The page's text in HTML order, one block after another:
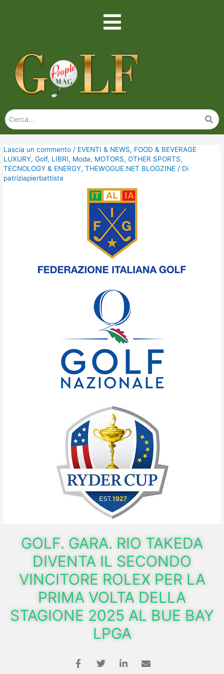
Lascia un commento / EVENTI & NEWS, FOOD & BEVERAGE
LUXURY,Golf, LIBRI, Moda, MOTORS,OTHER SPORTS,
TECNOLOGY & ENERGY,THEWOGUE.NET BLOGZINE / Di
patriziapierbattista
GOLF. GARA. RIO TAKEDA
DIVENTA IL SECONDO
VINCITORE ROLEX PER LA
PRIMA VOLTA DELLA
STAGIONE 2025 AL BUE BAY
LPGA